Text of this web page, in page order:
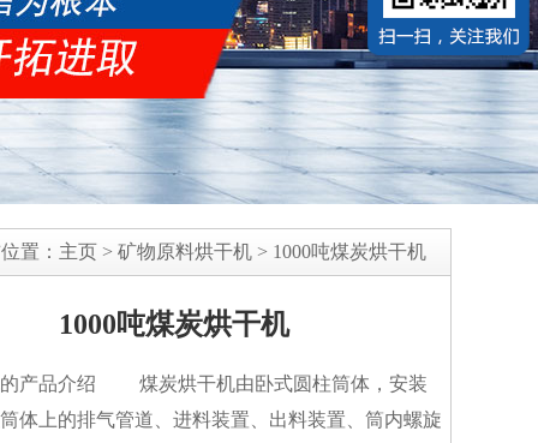
置： 主页 > 矿物原料烘干机 > 1000吨煤炭烘干机
1000吨煤炭烘干机
的产品介绍 煤炭烘干机由卧式圆柱筒体，安装
体上的排气管道、进料装置、出料装置、筒内螺旋